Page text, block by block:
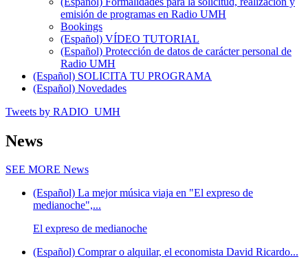
emisión de programas en Radio UMH
Bookings
(Español) VÍDEO TUTORIAL
(Español) Protección de datos de carácter personal de
Radio UMH
(Español) SOLICITA TU PROGRAMA
(Español) Novedades
Tweets by RADIO_UMH
News
SEE MORE News
(Español) La mejor música viaja en "El expreso de
medianoche",...
El expreso de medianoche
(Español) Comprar o alquilar, el economista David Ricardo...